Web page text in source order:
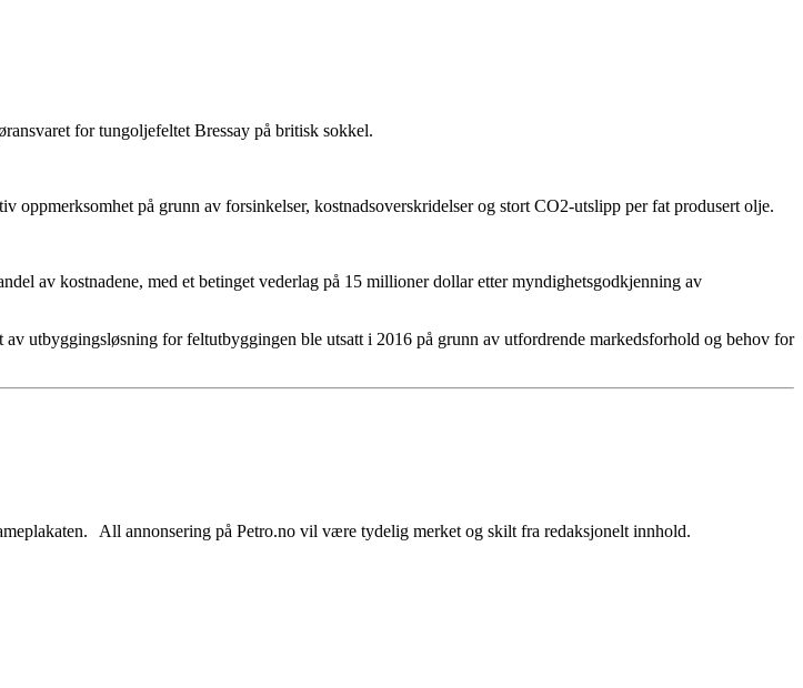
for tungoljefeltet Bressay på britisk sokkel.
på grunn av forsinkelser, kostnadsoverskridelser og stort CO2-utslipp per fat produsert olje.
av kostnadene, med et betinget vederlag på 15 millioner dollar etter myndighetsgodkjenning av
utbyggingsløsning for feltutbyggingen ble utsatt i 2016 på grunn av utfordrende markedsforhold og behov for
All annonsering på Petro.no vil være tydelig merket og skilt fra redaksjonelt innhold.